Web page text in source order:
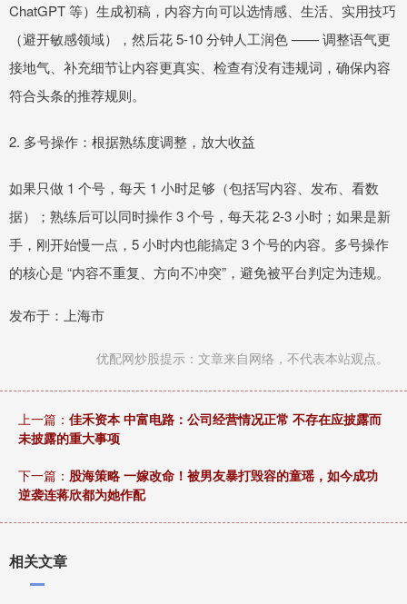
ChatGPT 等）生成初稿，内容方向可以选情感、生活、实用技巧
（避开敏感领域），然后花 5-10 分钟人工润色 —— 调整语气更
接地气、补充细节让内容更真实、检查有没有违规词，确保内容
符合头条的推荐规则。
2. 多号操作：根据熟练度调整，放大收益
如果只做 1 个号，每天 1 小时足够（包括写内容、发布、看数
据）；熟练后可以同时操作 3 个号，每天花 2-3 小时；如果是新
手，刚开始慢一点，5 小时内也能搞定 3 个号的内容。多号操作
的核心是 “内容不重复、方向不冲突”，避免被平台判定为违规。
发布于：上海市
优配网炒股提示：文章来自网络，不代表本站观点。
上一篇： 佳禾资本 中富电路：公司经营情况正常 不存在应披露而
未披露的重大事项
下一篇： 股海策略 一嫁改命！被男友暴打毁容的童瑶，如今成功
逆袭连蒋欣都为她作配
相关文章